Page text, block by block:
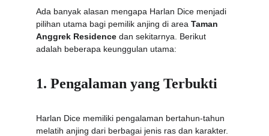
Ada banyak alasan mengapa Harlan Dice menjadi
pilihan utama bagi pemilik anjing di area Taman
Anggrek Residence dan sekitarnya. Berikut
adalah beberapa keunggulan utama:
1. Pengalaman yang Terbukti
Harlan Dice memiliki pengalaman bertahun-tahun
melatih anjing dari berbagai jenis ras dan karakter.